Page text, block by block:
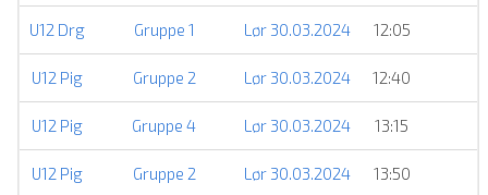
U12 Drg Gruppe 1 Lør 30.03.2024 12:05
U12 Pig Gruppe 2 Lør 30.03.2024 12:40
U12 Pig Gruppe 4 Lør 30.03.2024 13:15
U12 Pig Gruppe 2 Lør 30.03.2024 13:50